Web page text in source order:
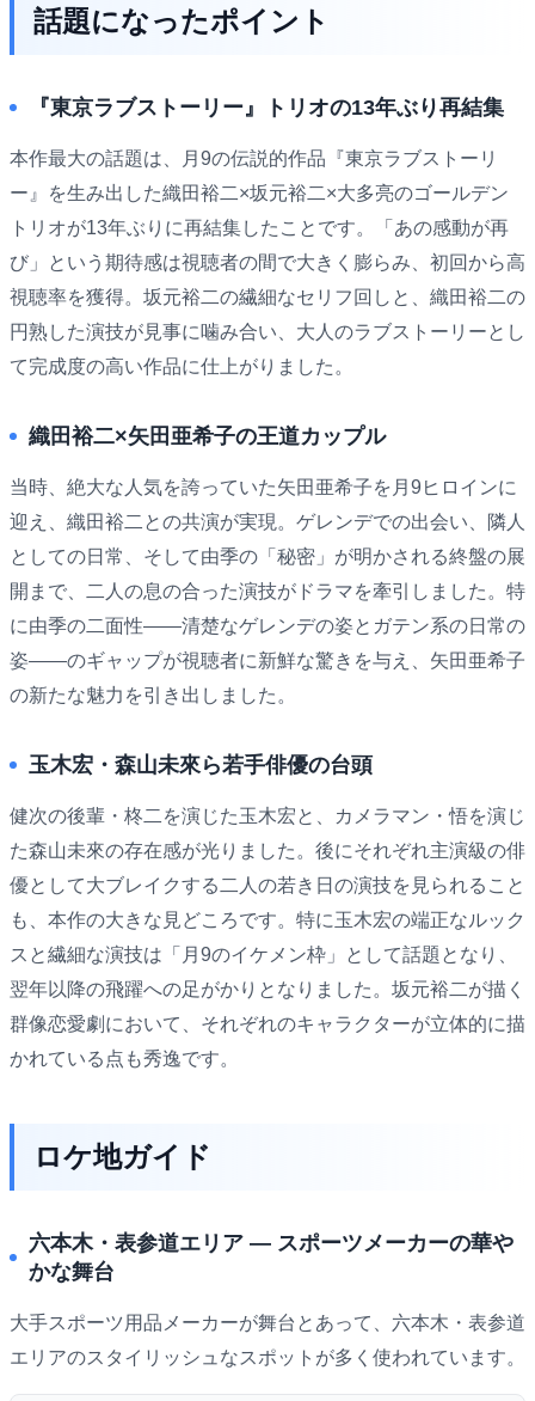
話題になったポイント
『東京ラブストーリー』トリオの13年ぶり再結集
本作最大の話題は、月9の伝説的作品『東京ラブストーリ
ー』を生み出した織田裕二×坂元裕二×大多亮のゴールデン
トリオが13年ぶりに再結集したことです。「あの感動が再
び」という期待感は視聴者の間で大きく膨らみ、初回から高
視聴率を獲得。坂元裕二の繊細なセリフ回しと、織田裕二の
円熟した演技が見事に噛み合い、大人のラブストーリーとし
て完成度の高い作品に仕上がりました。
織田裕二×矢田亜希子の王道カップル
当時、絶大な人気を誇っていた矢田亜希子を月9ヒロインに
迎え、織田裕二との共演が実現。ゲレンデでの出会い、隣人
としての日常、そして由季の「秘密」が明かされる終盤の展
開まで、二人の息の合った演技がドラマを牽引しました。特
に由季の二面性――清楚なゲレンデの姿とガテン系の日常の
姿――のギャップが視聴者に新鮮な驚きを与え、矢田亜希子
の新たな魅力を引き出しました。
玉木宏・森山未來ら若手俳優の台頭
健次の後輩・柊二を演じた玉木宏と、カメラマン・悟を演じ
た森山未來の存在感が光りました。後にそれぞれ主演級の俳
優として大ブレイクする二人の若き日の演技を見られること
も、本作の大きな見どころです。特に玉木宏の端正なルック
スと繊細な演技は「月9のイケメン枠」として話題となり、
翌年以降の飛躍への足がかりとなりました。坂元裕二が描く
群像恋愛劇において、それぞれのキャラクターが立体的に描
かれている点も秀逸です。
ロケ地ガイド
六本木・表参道エリア ― スポーツメーカーの華や
かな舞台
大手スポーツ用品メーカーが舞台とあって、六本木・表参道
エリアのスタイリッシュなスポットが多く使われています。